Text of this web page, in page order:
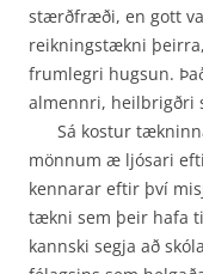
stærðfræði, en gott
reikningstækni
frumlegri hugsun.
almennri, heilbrigðri
Sá kostur
mönnum æ ljósari
kennarar eftir því
tækni sem þeir hafa
kannski segja að